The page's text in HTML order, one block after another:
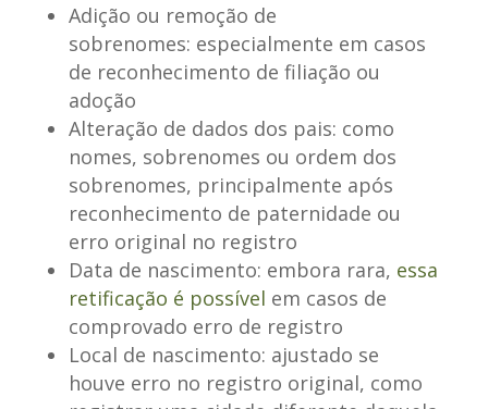
Adição ou remoção de
sobrenomes: especialmente em casos
de reconhecimento de filiação ou
adoção
Alteração de dados dos pais: como
nomes, sobrenomes ou ordem dos
sobrenomes, principalmente após
reconhecimento de paternidade ou
erro original no registro
Data de nascimento: embora rara, essa
retificação é possível em casos de
comprovado erro de registro
Local de nascimento: ajustado se
houve erro no registro original, como